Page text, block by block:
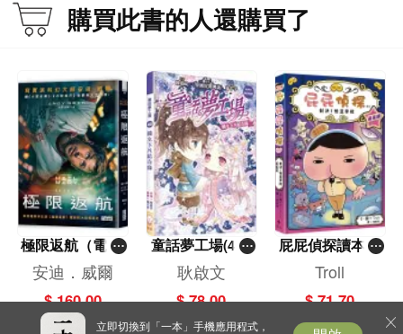
購買此書的人還購買了
極限返航（電影
書衣典藏版）
（獨家收錄作者
訪談）
安迪．威爾
$ 160.00
童話夢工場(40)
——織女下凡結
奇緣
耿啟文
$ 78.00
屁屁偵探讀本(1
3)－－對決！怪
篇）
Troll
$ 71.70
立即切換到「一本」手機應用程式，